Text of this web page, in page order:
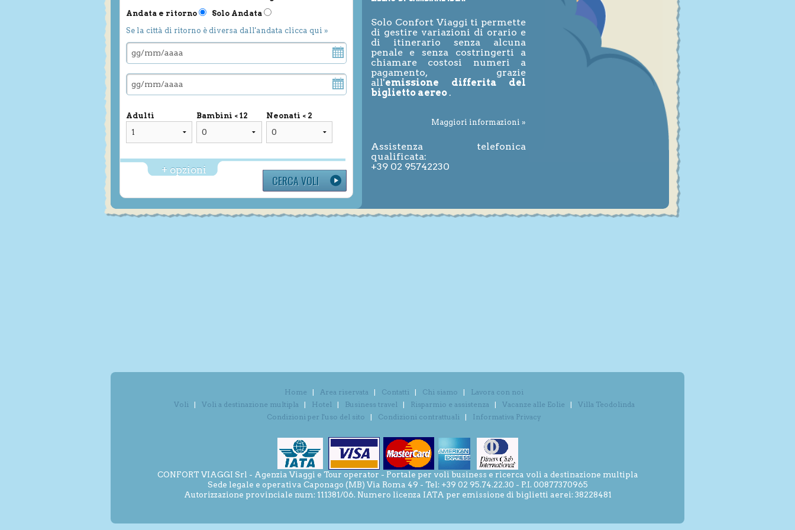
Andata e ritorno
Solo Andata
Se la città di ritorno è diversa dall'andata clicca qui »
Adulti Bambini < 12 Neonati < 2
+ opzioni
Solo Confort Viaggi ti permette
di gestire variazioni di orario e
di itinerario senza alcuna
penale e senza costringerti a
chiamare costosi numeri a
pagamento, grazie
all'emissione differita del
biglietto aereo .
Maggiori informazioni »
Assistenza telefonica
qualificata:
+39 02 95742230
Home Area riservata Contatti Chi siamo
Lavora con noi
Voli
Voli a destinazione multipla Hotel Business travel Risparmio e assistenza Vacanze alle Eolie
Villa Teodolinda
Condizioni per l'uso del sito
Condizioni contrattuali Informativa Privacy
CONFORT VIAGGI Srl - Agenzia Viaggi e Tour operator - Portale per voli business e ricerca voli a destinazione multipla
Sede legale e operativa Caponago (MB) Via Roma 49 - Tel: +39 02 95.74.22.30 - P.I. 00877370965
Autorizzazione provinciale num: 111381/06. Numero licenza IATA per emissione di biglietti aerei: 38228481